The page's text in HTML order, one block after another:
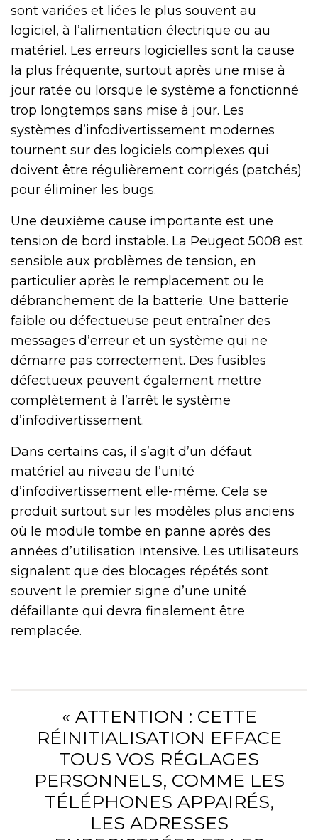
sont variées et liées le plus souvent au
logiciel, à l’alimentation électrique ou au
matériel. Les erreurs logicielles sont la cause
la plus fréquente, surtout après une mise à
jour ratée ou lorsque le système a fonctionné
trop longtemps sans mise à jour. Les
systèmes d’infodivertissement modernes
tournent sur des logiciels complexes qui
doivent être régulièrement corrigés (patchés)
pour éliminer les bugs.
Une deuxième cause importante est une
tension de bord instable. La Peugeot 5008 est
sensible aux problèmes de tension, en
particulier après le remplacement ou le
débranchement de la batterie. Une batterie
faible ou défectueuse peut entraîner des
messages d’erreur et un système qui ne
démarre pas correctement. Des fusibles
défectueux peuvent également mettre
complètement à l’arrêt le système
d’infodivertissement.
Dans certains cas, il s’agit d’un défaut
matériel au niveau de l’unité
d’infodivertissement elle-même. Cela se
produit surtout sur les modèles plus anciens
où le module tombe en panne après des
années d’utilisation intensive. Les utilisateurs
signalent que des blocages répétés sont
souvent le premier signe d’une unité
défaillante qui devra finalement être
remplacée.
« ATTENTION : CETTE
RÉINITIALISATION EFFACE
TOUS VOS RÉGLAGES
PERSONNELS, COMME LES
TÉLÉPHONES APPAIRÉS,
LES ADRESSES